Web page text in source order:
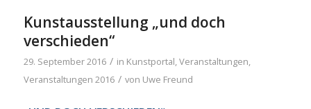
Kunstausstellung „und doch
verschieden“
29. September 2016 / in Kunstportal,Veranstaltungen,
Veranstaltungen 2016 / von Uwe Freund